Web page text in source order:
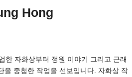
Hong
한 자화상부터 정원 이야기 그리고 근래
을 중첩한 작업을 선보입니다. 자화상 작